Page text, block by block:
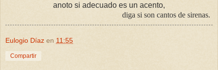
anoto si adecuado es un acento,
diga si son cantos de sirenas.
Eulogio Díaz en 11:55
Compartir